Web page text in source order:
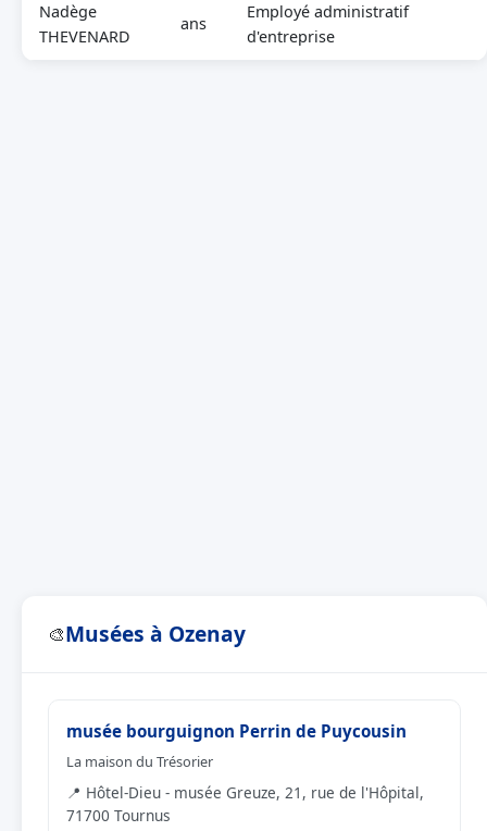
Nadège
THEVENARD
ans
Employé administratif
d'entreprise
🎨Musées à Ozenay
musée bourguignon Perrin de Puycousin
La maison du Trésorier
📍 Hôtel-Dieu - musée Greuze, 21, rue de l'Hôpital,
71700 Tournus